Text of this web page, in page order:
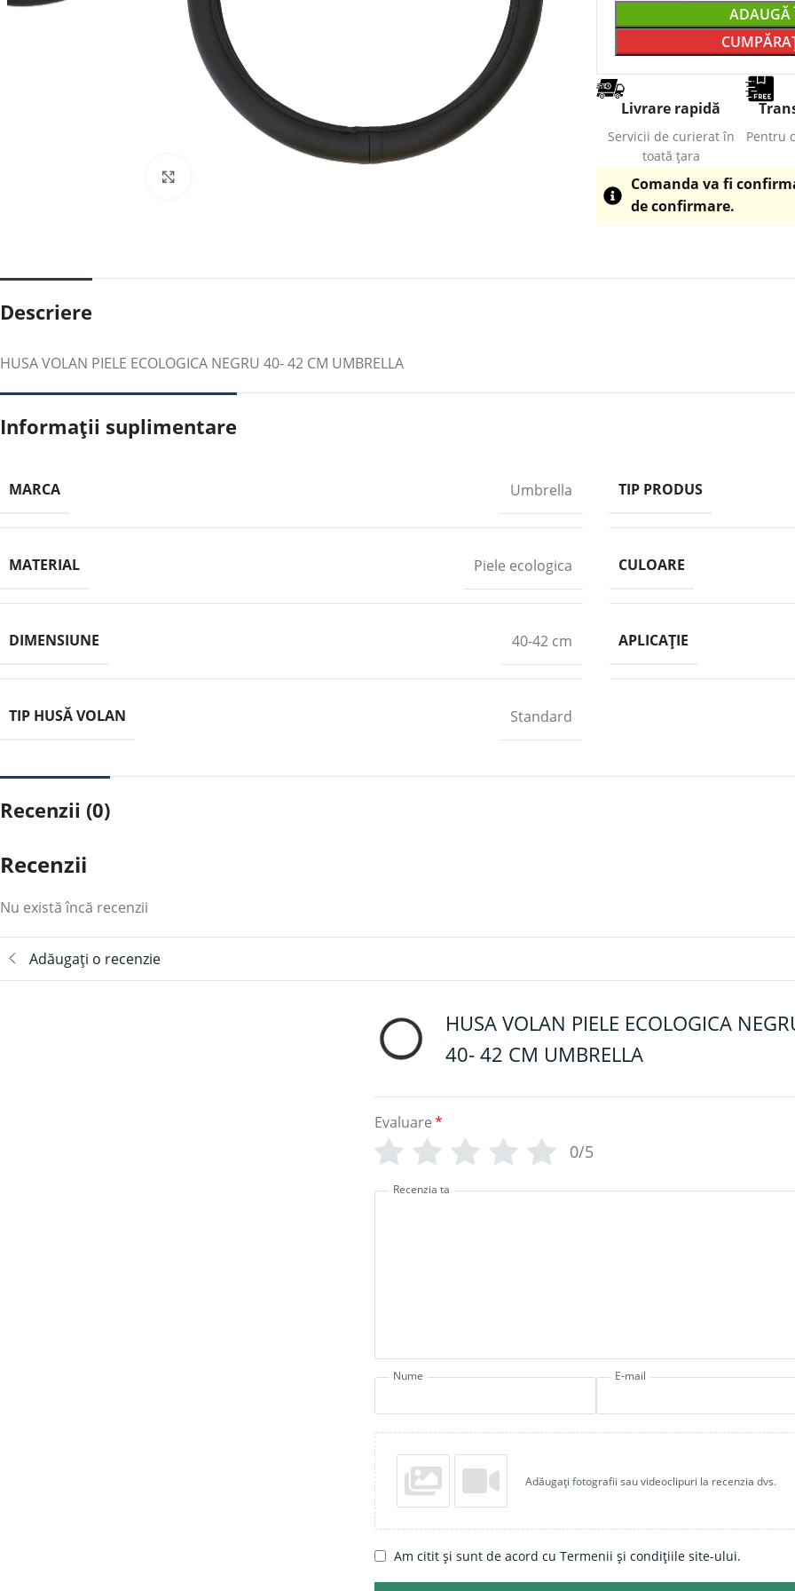
ADAUGĂ
Livrare rapidă
Servicii de curierat în
toată țara
Pentru
Comanda va fi
de confirmare.
Descriere
HUSA VOLAN PIELE ECOLOGICA NEGRU 40- 42 CM UMBRELLA
Informații suplimentare
MARCA Umbrella TIP PRODUS
MATERIAL Piele ecologica CULOARE
DIMENSIUNE 40-42 cm APLICAȚIE
TIP HUSĂ VOLAN Standard
Recenzii (0)
Recenzii
Nu există încă recenzii
Adăugați o recenzie
HUSA VOLAN PIELE ECOLOGICA
40- 42 CM UMBRELLA
Evaluare*
0/5
Recenzia ta
Nume E-mail
Adăugați fotografii sau videoclipuri la recenzia dvs.
Am citit și sunt de acord cu Termenii și condițiile site-ului.